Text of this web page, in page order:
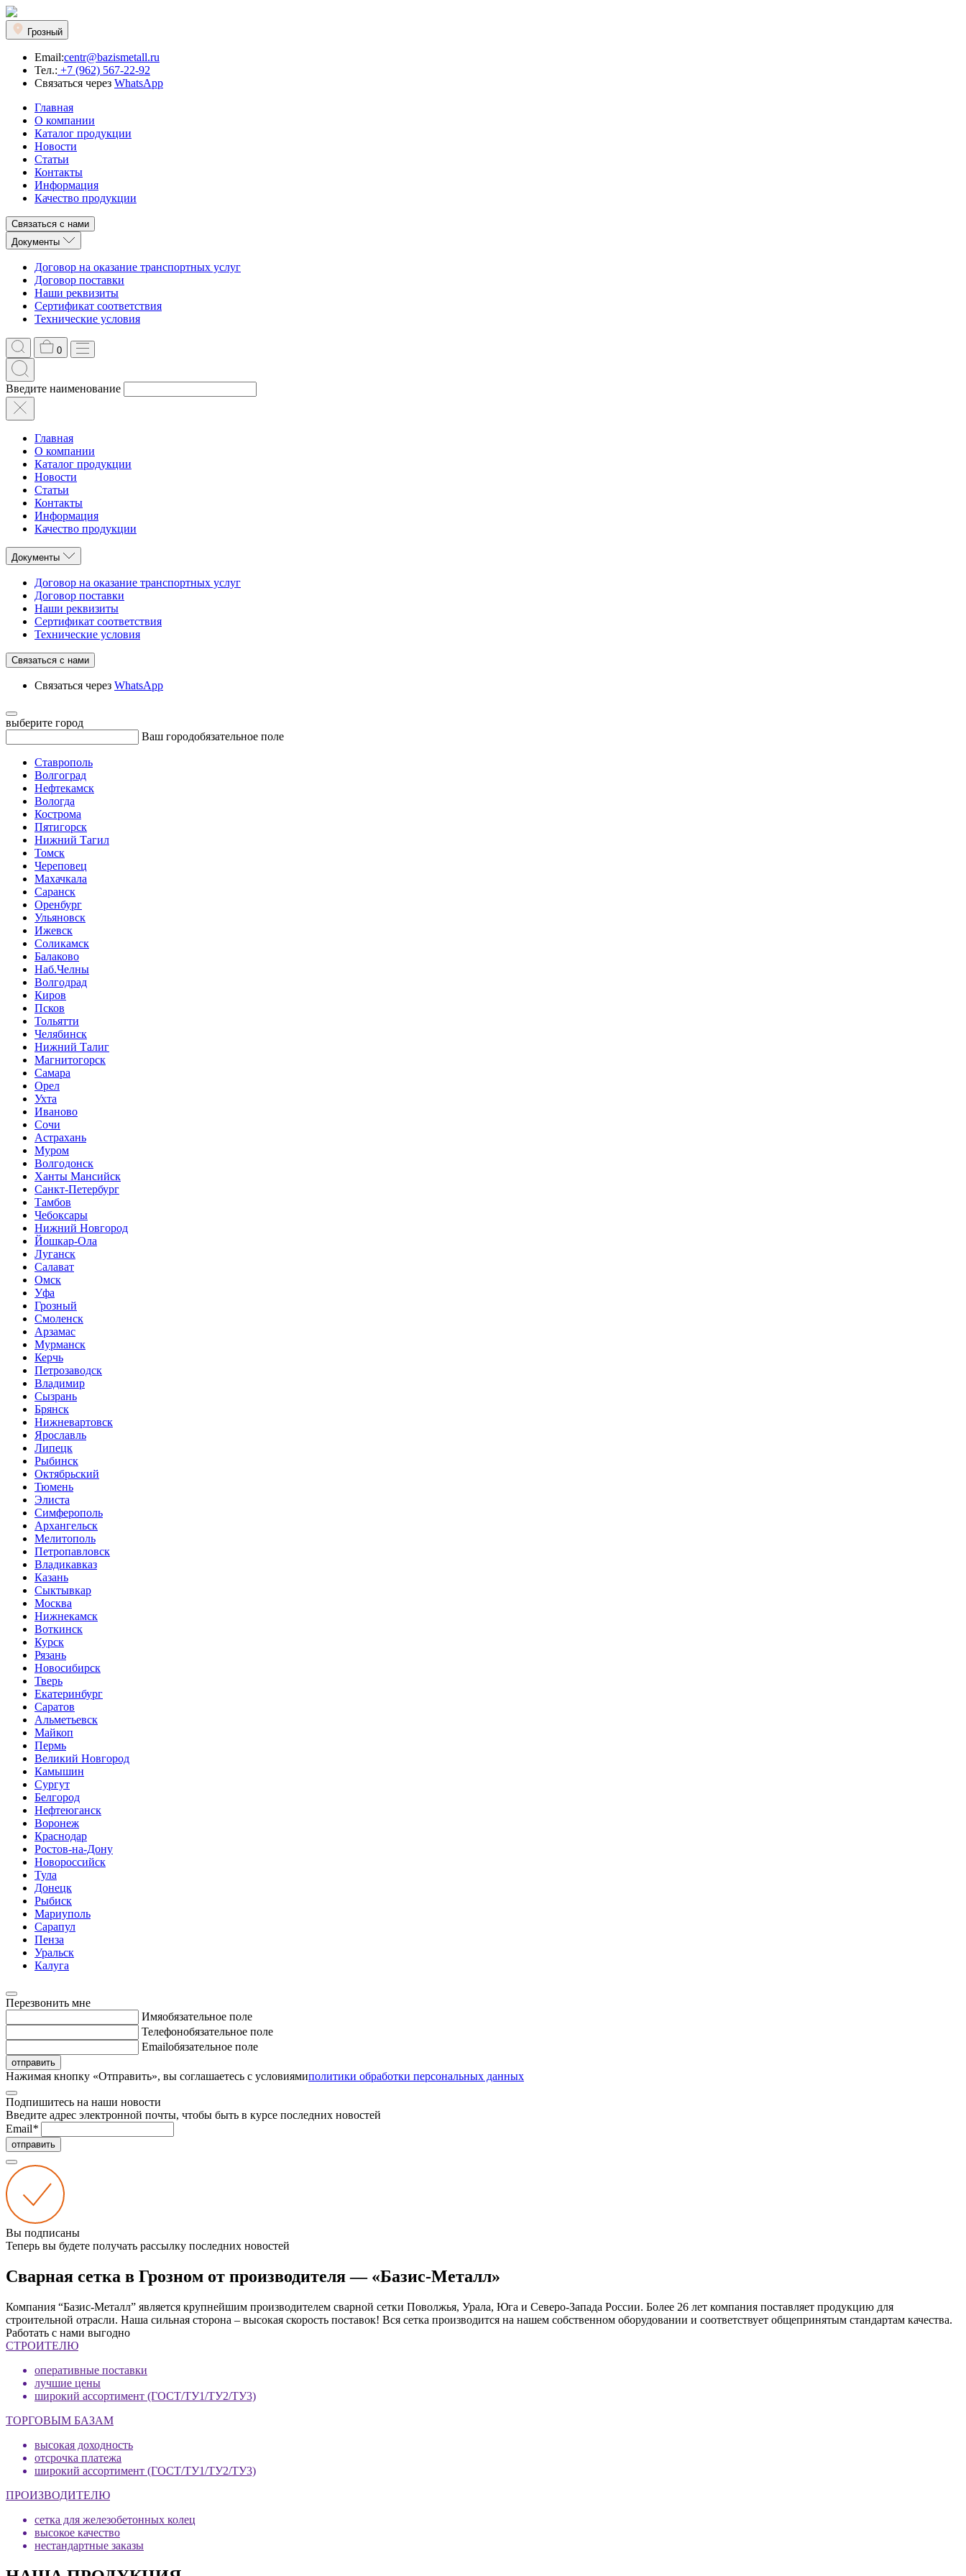
Грозный
Email:centr@bazismetall.ru
Тел.: +7 (962) 567-22-92
Связаться через WhatsApp
Главная
О компании
Каталог продукции
Новости
Статьи
Контакты
Информация
Качество продукции
Связаться с нами
Документы
Договор на оказание транспортных услуг
Договор поставки
Наши реквизиты
Сертификат соответствия
Технические условия
0
Введите наименование
Главная
О компании
Каталог продукции
Новости
Статьи
Контакты
Информация
Качество продукции
Документы
Договор на оказание транспортных услуг
Договор поставки
Наши реквизиты
Сертификат соответствия
Технические условия
Связаться с нами
Связаться через WhatsApp
выберите город
Ваш городобязательное поле
Ставрополь
Волгоград
Нефтекамск
Вологда
Кострома
Пятигорск
Нижний Тагил
Томск
Череповец
Махачкала
Саранск
Оренбург
Ульяновск
Ижевск
Соликамск
Балаково
Наб.Челны
Волгодрад
Киров
Псков
Тольятти
Челябинск
Нижний Талиг
Магнитогорск
Самара
Орел
Ухта
Иваново
Сочи
Астрахань
Муром
Волгодонск
Ханты Мансийск
Санкт-Петербург
Тамбов
Чебоксары
Нижний Новгород
Йошкар-Ола
Луганск
Салават
Омск
Уфа
Грозный
Смоленск
Арзамас
Мурманск
Керчь
Петрозаводск
Владимир
Сызрань
Брянск
Нижневартовск
Ярославль
Липецк
Рыбинск
Октябрьский
Тюмень
Элиста
Симферополь
Архангельск
Мелитополь
Петропавловск
Владикавказ
Казань
Сыктывкар
Москва
Нижнекамск
Воткинск
Курск
Рязань
Новосибирск
Тверь
Екатеринбург
Саратов
Альметьевск
Майкоп
Пермь
Великий Новгород
Камышин
Сургут
Белгород
Нефтеюганск
Воронеж
Краснодар
Ростов-на-Дону
Новороссийск
Тула
Донецк
Рыбиск
Мариуполь
Сарапул
Пенза
Уральск
Калуга
Перезвонить мне
Имяобязательное поле
Телефонобязательное поле
Emailобязательное поле
отправить
Нажимая кнопку «Отправить», вы соглашаетесь с условиямиполитики обработки персональных данных
Подпишитесь на наши новости
Введите адрес электронной почты, чтобы быть в курсе последних новостей
Email*
отправить
Вы подписаны
Теперь вы будете получать рассылку последних новостей
Сварная сетка в Грозном от производителя — «Базис-Металл»
Компания “Базис-Металл” является крупнейшим производителем сварной сетки Поволжья, Урала, Юга и Северо-Запада России. Более 26 лет компания поставляет продукцию для
строительной отрасли. Наша сильная сторона – высокая скорость поставок! Вся сетка производится на нашем собственном оборудовании и соответствует общепринятым стандартам качества.
Работать с нами выгодно
СТРОИТЕЛЮ
оперативные поставки
лучшие цены
широкий ассортимент (ГОСТ/ТУ1/ТУ2/ТУ3)
ТОРГОВЫМ БАЗАМ
высокая доходность
отсрочка платежа
широкий ассортимент (ГОСТ/ТУ1/ТУ2/ТУ3)
ПРОИЗВОДИТЕЛЮ
сетка для железобетонных колец
высокое качество
нестандартные заказы